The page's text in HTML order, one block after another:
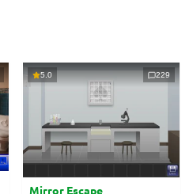
5.0 229
Mirror Escape